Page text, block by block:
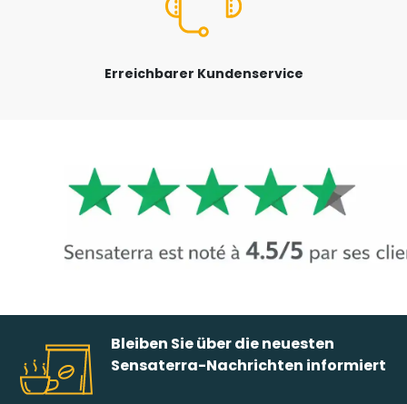
Erreichbarer Kundenservice
Bleiben Sie über die neuesten
Sensaterra-Nachrichten informiert